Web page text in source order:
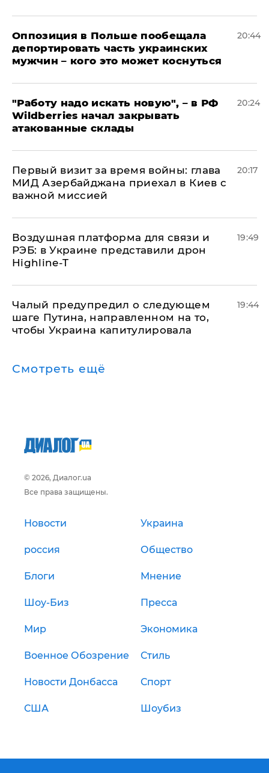
Оппозиция в Польше пообещала
депортировать часть украинских
мужчин – кого это может коснуться
20:44
"Работу надо искать новую", – в РФ
Wildberries начал закрывать
атакованные склады
20:24
Первый визит за время войны: глава
МИД Азербайджана приехал в Киев с
важной миссией
20:17
Воздушная платформа для связи и
РЭБ: в Украине представили дрон
Highline-T
19:49
Чалый предупредил о следующем
шаге Путина, направленном на то,
чтобы Украина капитулировала
19:44
Смотреть ещё
© 2026, Диалог.ua
Все права защищены.
Новости Украина
россия Общество
Блоги Мнение
Шоу-Биз Пресса
Мир Экономика
Военное Обозрение Стиль
Новости Донбасса Спорт
США Шоубиз